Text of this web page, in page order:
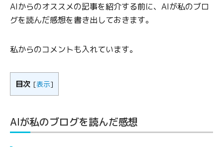
AIからのオススメの記事を紹介する前に、AIが私のブロ
グを読んだ感想を書き出しておきます。
私からのコメントも入れています。
目次 [表示]
AIが私のブログを読んだ感想